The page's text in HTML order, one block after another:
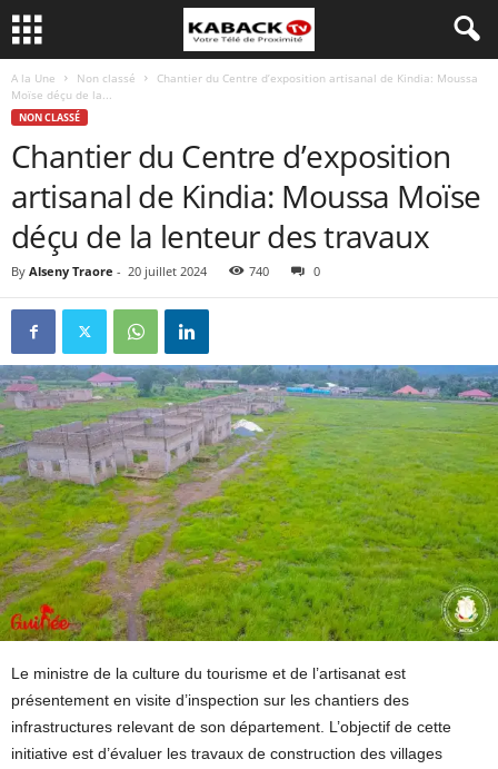
A la Une Non classé
Chantier du Centre d’exposition artisanal de Kindia: Moussa
Moïse déçu de la...
NON CLASSÉ
Chantier du Centre d’exposition
artisanal de Kindia: Moussa Moïse
déçu de la lenteur des travaux
By Alseny Traore - 20 juillet 2024 740 0
Le ministre de la culture du tourisme et de l’artisanat est
présentement en visite d’inspection sur les chantiers des
infrastructures relevant de son département. L’objectif de cette
initiative est d’évaluer les travaux de construction des villages